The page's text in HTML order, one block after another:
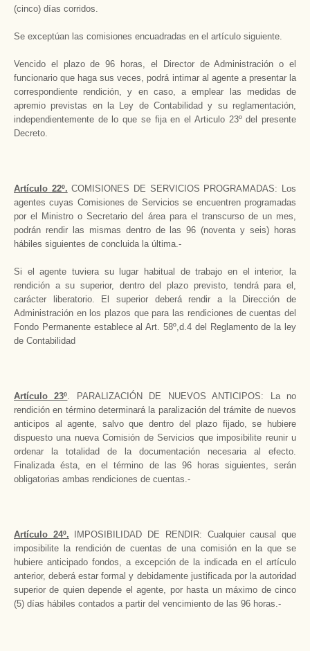
(cinco) días corridos.
Se exceptúan las comisiones encuadradas en el artículo siguiente.
Vencido el plazo de 96 horas, el Director de Administración o el
funcionario que haga sus veces, podrá intimar al agente a presentar la
correspondiente rendición, y en caso, a emplear las medidas de
apremio previstas en la Ley de Contabilidad y su reglamentación,
independientemente de lo que se fija en el Articulo 23º del presente
Decreto.
Artículo 22º. COMISIONES DE SERVICIOS PROGRAMADAS: Los
agentes cuyas Comisiones de Servicios se encuentren programadas
por el Ministro o Secretario del área para el transcurso de un mes,
podrán rendir las mismas dentro de las 96 (noventa y seis) horas
hábiles siguientes de concluida la última.-
Si el agente tuviera su lugar habitual de trabajo en el interior, la
rendición a su superior, dentro del plazo previsto, tendrá para el,
carácter liberatorio. El superior deberá rendir a la Dirección de
Administración en los plazos que para las rendiciones de cuentas del
Fondo Permanente establece al Art. 58º,d.4 del Reglamento de la ley
de Contabilidad
Artículo 23º. PARALIZACIÓN DE NUEVOS ANTICIPOS: La no
rendición en término determinará la paralización del trámite de nuevos
anticipos al agente, salvo que dentro del plazo fijado, se hubiere
dispuesto una nueva Comisión de Servicios que imposibilite reunir u
ordenar la totalidad de la documentación necesaria al efecto.
Finalizada ésta, en el término de las 96 horas siguientes, serán
obligatorias ambas rendiciones de cuentas.-
Artículo 24º. IMPOSIBILIDAD DE RENDIR: Cualquier causal que
imposibilite la rendición de cuentas de una comisión en la que se
hubiere anticipado fondos, a excepción de la indicada en el artículo
anterior, deberá estar formal y debidamente justificada por la autoridad
superior de quien depende el agente, por hasta un máximo de cinco
(5) días hábiles contados a partir del vencimiento de las 96 horas.-